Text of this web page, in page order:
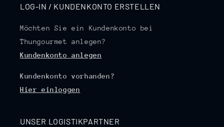
LOG-IN / KUNDENKONTO ERSTELLEN
Möchten Sie ein Kundenkonto bei
Thungourmet anlegen?
Kundenkonto anlegen
Kundenkonto vorhanden?
Hier einloggen
UNSER LOGISTIKPARTNER